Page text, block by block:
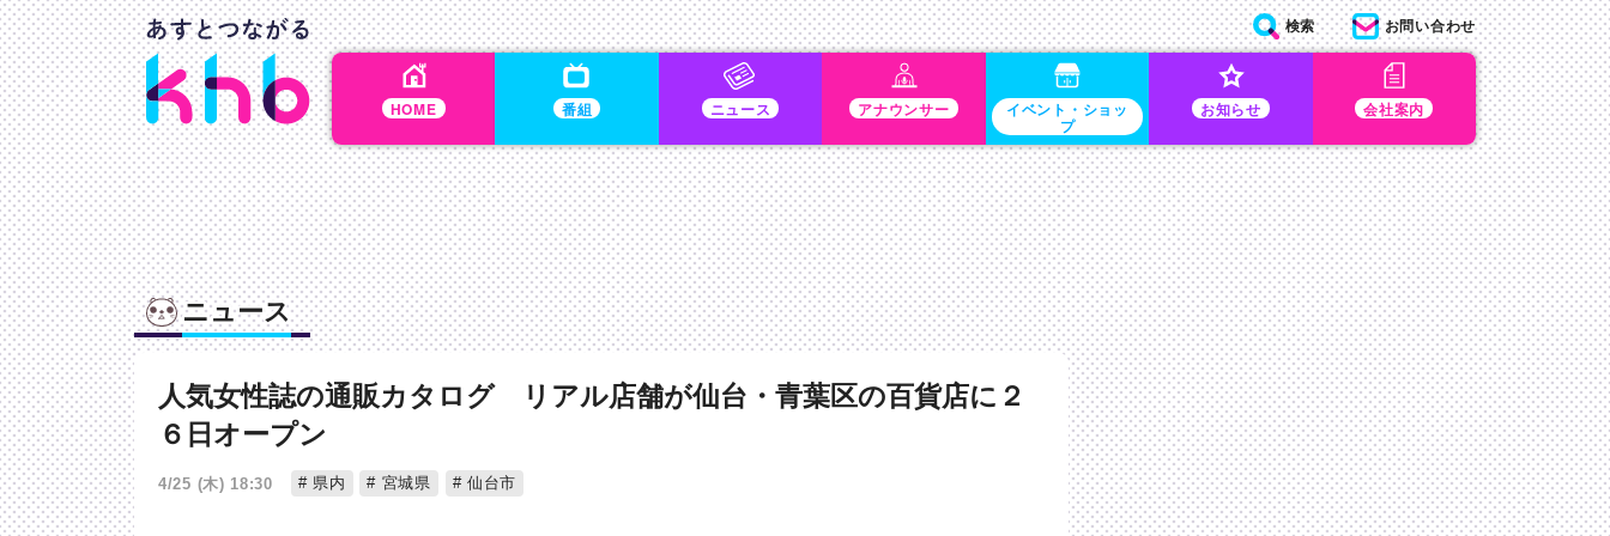
HOME 番組 ニュース アナウンサー イベント・ショッ
プ
お知らせ 会社案内
検索 お問い合わせ
ニュース
人気女性誌の通販カタログ リアル店舗が仙台・青葉区の百貨店に２
６日オープン
4/25 (木) 18:30 県内 宮城県 仙台市